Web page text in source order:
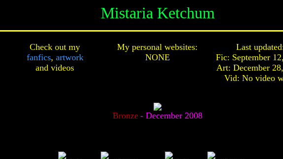
Mistaria Ketchum
Check out my
fanfics, artwork
and videos
My personal websites:
NONE
Last
Fic: September
Art: December
Vid: No video
Bronze - December 2008